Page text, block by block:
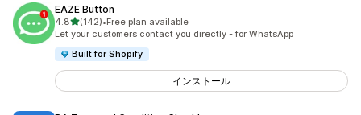
EAZE Button
4.85つ星中
(142)
合計レビュー数：142件
•Free plan available
Let your customers contact you directly - for WhatsApp
Built for Shopify
インストール